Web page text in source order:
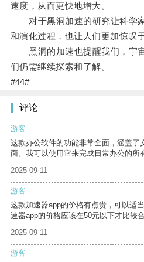
速度，从而更快地增大。
对于黑洞加速的研究让科学
和演化过程，也让人们更加惊叹
黑洞的加速也提醒我们，宇
们仍需继续探索和了解。
#44#
评论
游客
这款办公软件的功能非常全面，涵盖了
面。我可以使用它来完成日常办公的所
2025-09-11
游客
这款加速器app的价格有点贵，可以适
速器app的价格应该在50元以下才比较合
2025-09-11
游客